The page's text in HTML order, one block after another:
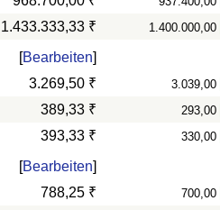
1.433.333,33 ₹ 1.400.000,00
[Bearbeiten]
3.269,50 ₹ 3.039,00
389,33 ₹ 293,00
393,33 ₹ 330,00
[Bearbeiten]
788,25 ₹ 700,00